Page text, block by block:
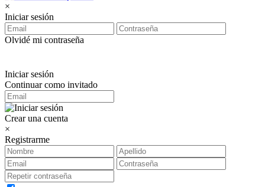
×
Iniciar sesión
Olvidé mi contraseña
Iniciar sesión
Continuar como invitado
Crear una cuenta
×
Registrarme